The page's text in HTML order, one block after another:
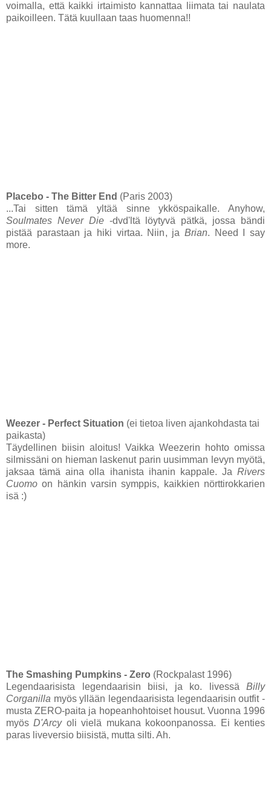
voimalla, että kaikki irtaimisto kannattaa liimata tai naulata
paikoilleen. Tätä kuullaan taas huomenna!!
Placebo - The Bitter End (Paris 2003)
...Tai sitten tämä yltää sinne ykköspaikalle. Anyhow,
Soulmates Never Die-dvd'ltä löytyvä pätkä, jossa bändi
pistää parastaan ja hiki virtaa. Niin, ja Brian. Need I say
more.
Weezer - Perfect Situation (ei tietoa liven ajankohdasta tai
paikasta)
Täydellinen biisin aloitus! Vaikka Weezerin hohto omissa
silmissäni on hieman laskenut parin uusimman levyn myötä,
jaksaa tämä aina olla ihanista ihanin kappale. Ja Rivers
Cuomo on hänkin varsin symppis, kaikkien nörttirokkarien
isä :)
The Smashing Pumpkins - Zero (Rockpalast 1996)
Legendaarisista legendaarisin biisi, ja ko. livessä Billy
Corganilla myös yllään legendaarisista legendaarisin outfit -
musta ZERO-paita ja hopeanhohtoiset housut. Vuonna 1996
myösD'Arcyoli vielä mukana kokoonpanossa. Ei kenties
paras liveversio biisistä, mutta silti. Ah.